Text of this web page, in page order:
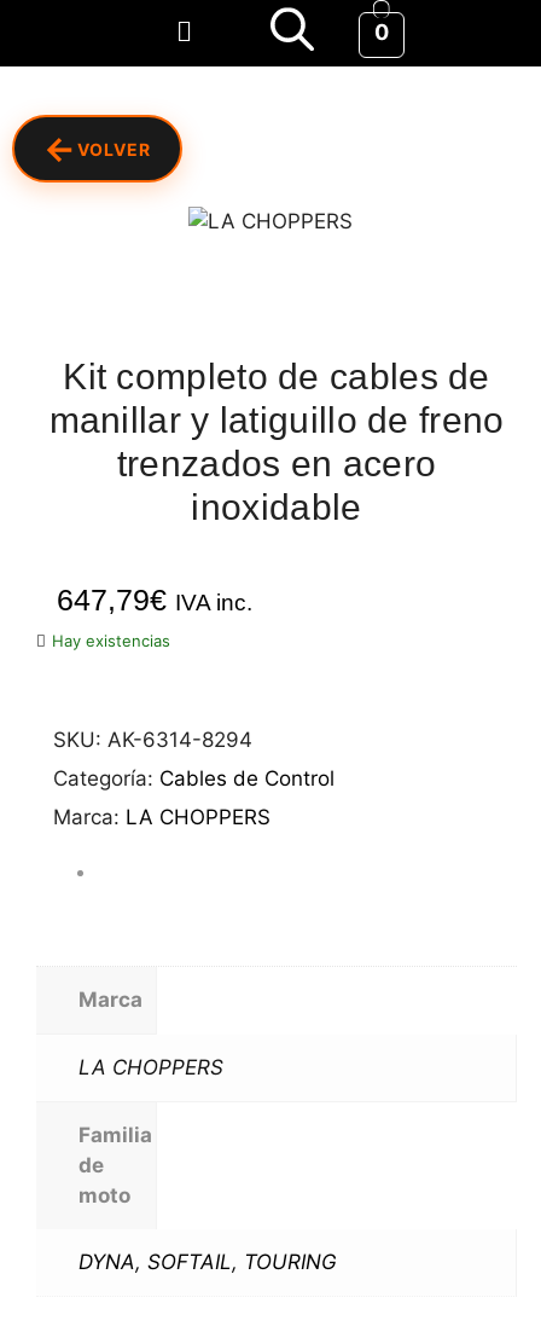
0
← VOLVER
Kit completo de cables de
manillar y latiguillo de freno
trenzados en acero
inoxidable
647,79€ IVA inc.
Hay existencias
SKU: AK-6314-8294
Categoría: Cables de Control
Marca: LA CHOPPERS
Marca
LA CHOPPERS
Familia
de
moto
DYNA, SOFTAIL, TOURING